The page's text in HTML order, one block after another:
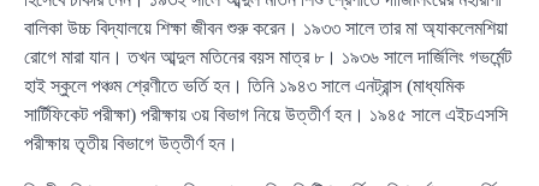
বালিকা উচ্চ বিদ্যালয়ে শিক্ষা জীবন শুরু করেন। ১৯৩৩ সালে তার মা অ্যাকলেমশিয়া
রোগে মারা যান। তখন আব্দুল মতিনের বয়স মাত্র ৮। ১৯৩৬ সালে দার্জিলিং গভর্মেন্ট
হাই স্কুলে পঞ্চম শ্রেণীতে ভর্তি হন। তিনি ১৯৪৩ সালে এনট্রান্স (মাধ্যমিক
সার্টিফিকেট পরীক্ষা) পরীক্ষায় ৩য় বিভাগ নিয়ে উত্তীর্ণ হন। ১৯৪৫ সালে এইচএসসি
পরীক্ষায় তৃতীয় বিভাগে উত্তীর্ণ হন।